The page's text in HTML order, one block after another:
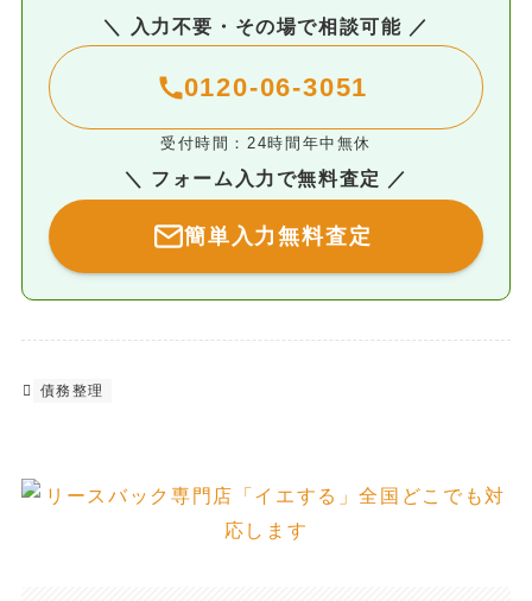
＼ 入力不要・その場で相談可能 ／
0120-06-3051
受付時間：24時間年中無休
＼ フォーム入力で無料査定 ／
簡単入力無料査定
債務整理